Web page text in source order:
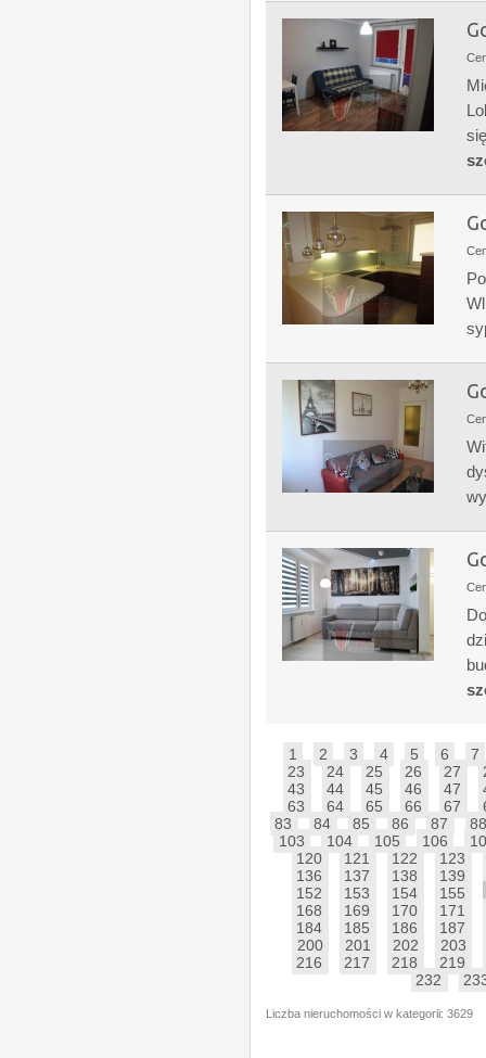
1 2 3 4 5 6
7
23
24 25 26 27
43
44 45 46 47
63
64 65 66 67
83
84 85 86 87
103
104 105 106
120
121 122
123
136
137 138
139
152
153 154
155
168
169 170
171
184
185 186
187
200
201 202
203
216
217 218
219
232
Liczba nieruchomości w kategorii: 3629